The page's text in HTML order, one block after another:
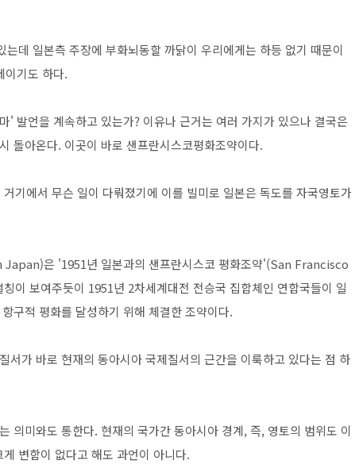
데 일본측 주장에 부화뇌동할 까닭이 우리에게는 하등 없기 때문이
이기도 하다.
' 발언을 계속하고 있는가? 이유나 근거는 여러 가지가 있으나 결국은
돌아온다. 이곳이 바로 샌프란시스코평화조약이다.
기에서 무슨 일이 다뤄졌기에 이를 빌미로 일본은 독도를 자국영토가
은 '1951년 일본과의 샌프란시스코 평화조약'(San Francisco
보여주듯이 1951년 2차세계대전 전승국 집합체인 연합국들이 일
구적 평화를 달성하기 위해 체결한 조약이다.
서가 바로 현재의 동아시아 국제질서의 근간을 이룩하고 있다는 점 하
의미와도 통한다. 현재의 국가간 동아시아 경계, 즉, 영토의 범위도 이
변함이 없다고 해도 과언이 아니다.